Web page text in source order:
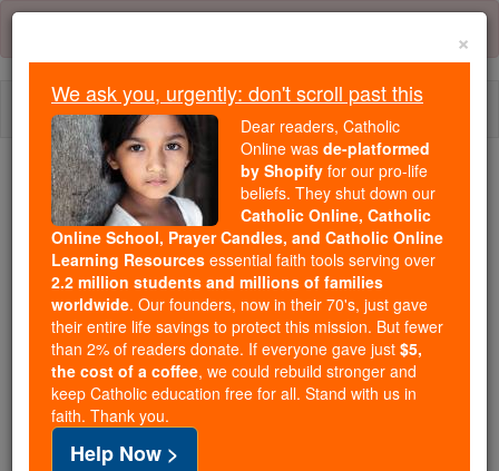
Skip
content
We ask you, urgently: don't scroll past this
Dear readers, Catholic Online
wasde-platformed by Shopify
for our pro-life beliefs. They
shut down ourCatholic
Online, Catholic Online School, Prayer Candles, and
Catholic Online Learning Resourcesessential faith
tools serving over2.2 million students and millions of
families worldwide. Our founders, now in their 70's,
just gave their entire life savings to protect this mission.
×
We ask you, urgently: don't scroll past this
Dear readers, Catholic
Online was de-platformed
by Shopify for our pro-life
beliefs. They shut down our
Catholic Online, Catholic
Online School, Prayer Candles, and Catholic Online
Learning Resources essential faith tools serving over
2.2 million students and millions of families
worldwide. Our founders, now in their 70's, just gave
their entire life savings to protect this mission. But fewer
than 2% of readers donate. If everyone gave just $5,
the cost of a coffee, we could rebuild stronger and
keep Catholic education free for all. Stand with us in
faith. Thank you.
Help Now >